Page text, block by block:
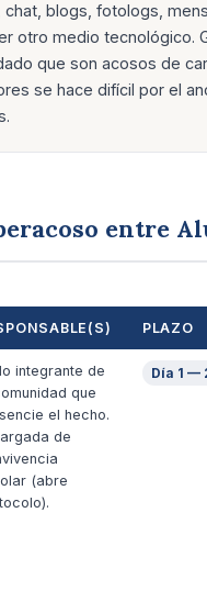
blogs, fotologs,
otro medio tecnológico.
que son acosos de
se hace difícil por el
entre
PLAZO
integrante de
que
el hecho.
de
(abre
Día 1 —